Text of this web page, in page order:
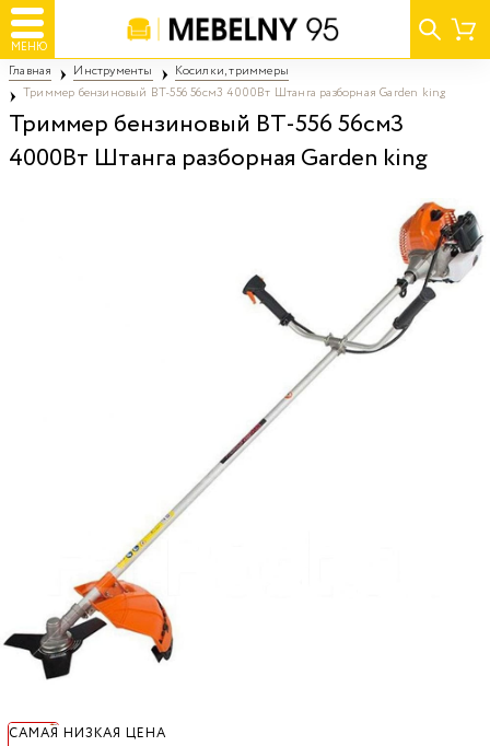
МЕНЮ
Главная Инструменты
Косилки, триммеры
Триммер бензиновый ВТ-556 56см3 4000Вт Штанга разборная Garden king
Триммер бензиновый ВТ-556 56см3
4000Вт Штанга разборная Garden king
САМАЯ НИЗКАЯ ЦЕНА